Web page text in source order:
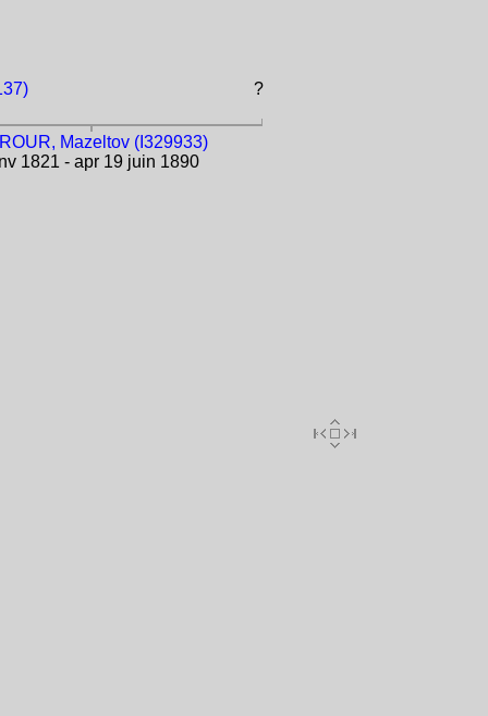
?
Mazeltov (I329933)
1821 - apr 19 juin 1890